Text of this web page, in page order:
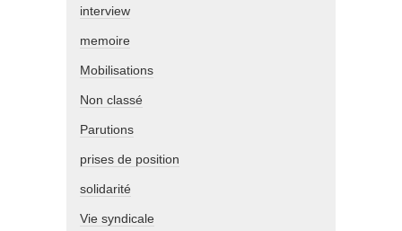
interview
memoire
Mobilisations
Non classé
Parutions
prises de position
solidarité
Vie syndicale